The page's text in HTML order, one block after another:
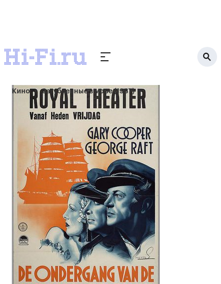
Кино Загубленные в море (1937)